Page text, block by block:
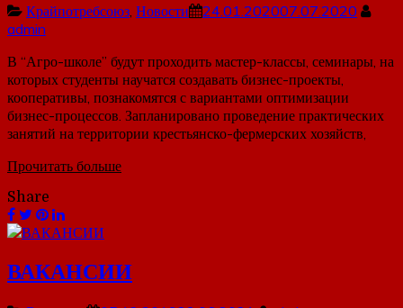
Крайпотребсоюз Новости 24.01.202007.07.2020
admin
В “Агро-школе” будут проходить мастер-классы, семинары, на
которых студенты научатся создавать бизнес-проекты,
кооперативы, познакомятся с вариантами оптимизации
бизнес-процессов. Запланировано проведение практических
занятий на территории крестьянско-фермерских хозяйств,
Прочитать больше
Share
ВАКАНСИИ